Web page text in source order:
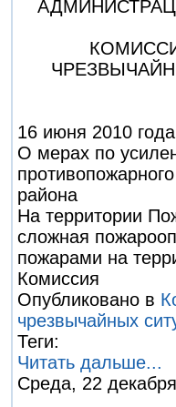
16 июня 2010
О мерах по
района
На территории
сложная
пожарами на
Комиссия
Опубликовано в
чрезвычайных
Теги:
Читать дальше...
Среда, 22